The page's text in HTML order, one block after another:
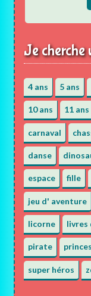
Je cherche
4 ans 5 ans
10 ans 11 ans
carnaval
danse
espace fille
jeu d' aventure
licorne livres
pirate
super héros